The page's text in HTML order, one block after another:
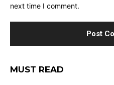
next time I comment.
MUST READ